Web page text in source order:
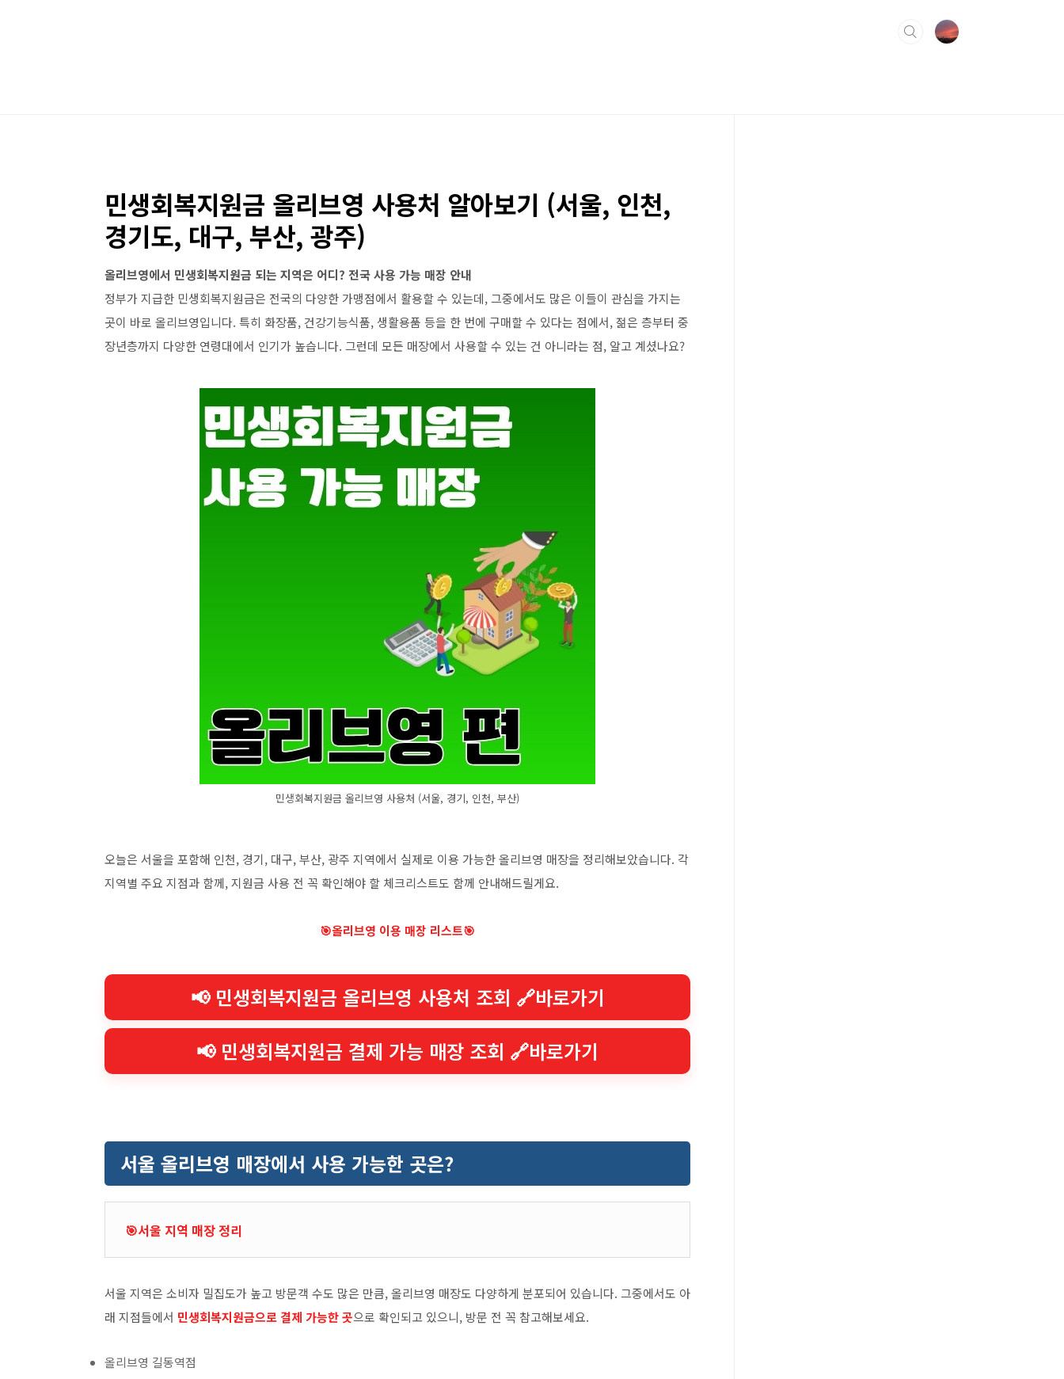
민생회복지원금 올리브영 사용처 알아보기 (서울, 인천,
경기도, 대구, 부산, 광주)
올리브영에서 민생회복지원금 되는 지역은 어디? 전국 사용 가능 매장 안내
정부가 지급한 민생회복지원금은 전국의 다양한 가맹점에서 활용할 수 있는데, 그중에서도 많은 이들이 관심을 가지는
곳이 바로 올리브영입니다. 특히 화장품, 건강기능식품, 생활용품 등을 한 번에 구매할 수 있다는 점에서, 젊은 층부터 중
장년층까지 다양한 연령대에서 인기가 높습니다. 그런데 모든 매장에서 사용할 수 있는 건 아니라는 점, 알고 계셨나요?
민생회복지원금 올리브영 사용처 (서울, 경기, 인천, 부산)
오늘은 서울을 포함해 인천, 경기, 대구, 부산, 광주 지역에서 실제로 이용 가능한 올리브영 매장을 정리해보았습니다. 각
지역별 주요 지점과 함께, 지원금 사용 전 꼭 확인해야 할 체크리스트도 함께 안내해드릴게요.
🎯올리브영 이용 매장 리스트🎯
📢 민생회복지원금 올리브영 사용처 조회 🔗바로가기
📢 민생회복지원금 결제 가능 매장 조회 🔗바로가기
서울 올리브영 매장에서 사용 가능한 곳은?
🎯서울 지역 매장 정리
서울 지역은 소비자 밀집도가 높고 방문객 수도 많은 만큼, 올리브영 매장도 다양하게 분포되어 있습니다. 그중에서도 아
래 지점들에서 민생회복지원금으로 결제 가능한 곳으로 확인되고 있으니, 방문 전 꼭 참고해보세요.
올리브영 길동역점